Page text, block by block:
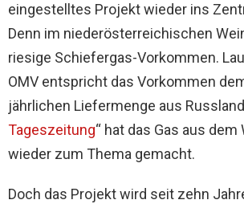
eingestelltes Projekt wieder ins
Denn im niederösterreichischen
riesige Schiefergas-Vorkommen.
OMV entspricht das Vorkommen
jährlichen Liefermenge aus
Tageszeitung“ hat das Gas aus
wieder zum Thema gemacht.
Doch das Projekt wird seit zehn